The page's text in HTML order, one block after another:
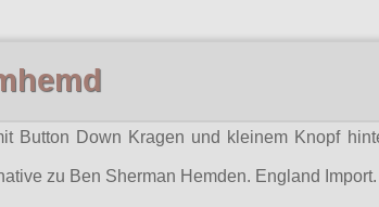
Button Down Kragen und kleinem Knopf
zu Ben Sherman Hemden. England Import.